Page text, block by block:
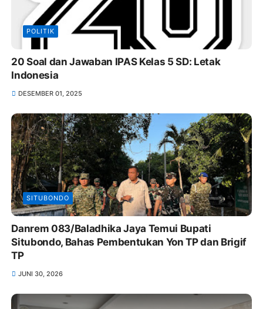
POLITIK
20 Soal dan Jawaban IPAS Kelas 5 SD: Letak
Indonesia
DESEMBER 01, 2025
SITUBONDO
Danrem 083/Baladhika Jaya Temui Bupati
Situbondo, Bahas Pembentukan Yon TP dan Brigif
TP
JUNI 30, 2026